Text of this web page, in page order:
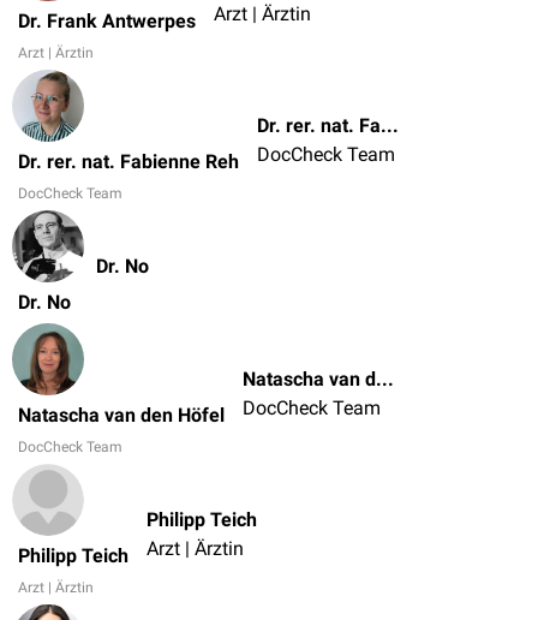
Dr. Frank Antwerpes
Arzt | Ärztin
Arzt | Ärztin
Dr. rer. nat. Fabienne Reh
DocCheck Team
Dr. rer. nat. Fabienne Reh
DocCheck Team
Dr. No
Dr. No
Natascha van den Höfel
DocCheck Team
Natascha van den Höfel
DocCheck Team
Philipp Teich
Arzt | Ärztin
Philipp Teich
Arzt | Ärztin